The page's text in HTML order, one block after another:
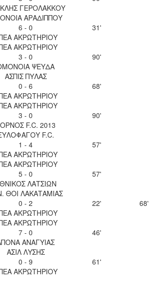
ΓΕΡΟΛΑΚΚΟΥ
ΑΡΑΔΙΠΠΟΥ
6 - 0
ΑΚΡΩΤΗΡΙΟΥ
31'
ΑΚΡΩΤΗΡΙΟΥ
3 - 0
ΨΕΥΔΑ
90'
ΑΣΠΙΣ ΠΥΛΑΣ
0 - 6
ΑΚΡΩΤΗΡΙΟΥ
68'
ΑΚΡΩΤΗΡΙΟΥ
3 - 0
F.C. 2013
90'
F.C.
1 - 4
ΑΚΡΩΤΗΡΙΟΥ
57'
ΑΚΡΩΤΗΡΙΟΥ
5 - 0
ΛΑΤΣΙΩΝ
57'
ΘΟΙ ΛΑΚΑΤΑΜΙΑΣ
0 - 2
ΑΚΡΩΤΗΡΙΟΥ
22'
68'
ΑΚΡΩΤΗΡΙΟΥ
7 - 0
ΑΝΑΓΥΙΑΣ
46'
ΑΣΙΛ ΛΥΣΗΣ
0 - 9
ΑΚΡΩΤΗΡΙΟΥ
61'